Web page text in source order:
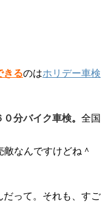
きるのはホリデー車検
０分バイク車検。 全国
なんですけどね＾
だって。それも、すご